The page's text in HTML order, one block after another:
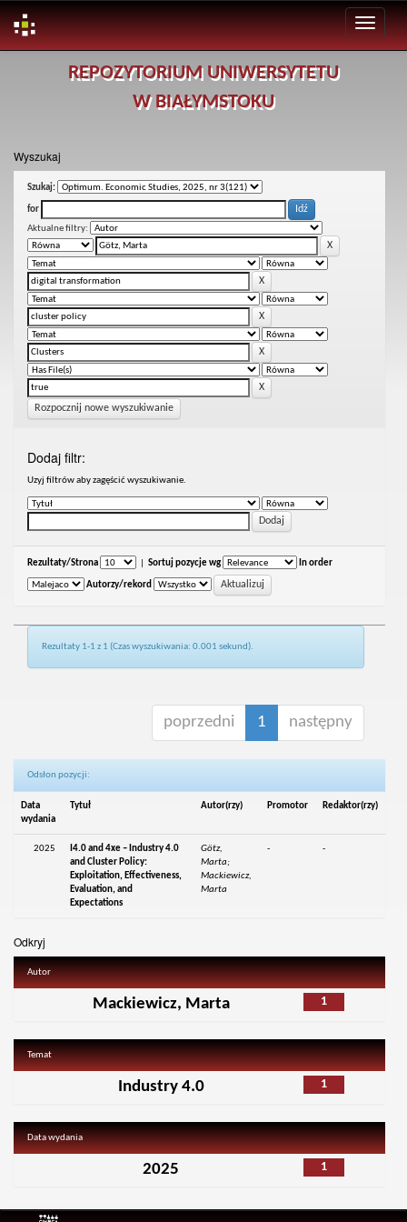
REPOZYTORIUM UNIWERSYTETU
W BIAŁYMSTOKU
Wyszukaj
Szukaj:
for
Aktualne filtry:
Rozpocznij nowe wyszukiwanie
Dodaj filtr:
Uzyj filtrów aby zagęścić wyszukiwanie.
Rezultaty/Strona Sortuj pozycje wg In order
Autorzy/rekord
Rezultaty 1-1 z 1 (Czas wyszukiwania: 0.001 sekund).
poprzedni 1 następny
Odsłon pozycji:
Data
wydania
Tytuł Autor(rzy) Promotor Redaktor(rzy)
2025
I4.0 and 4xe – Industry 4.0
and Cluster Policy:
Exploitation, Effectiveness,
Evaluation, and
Expectations
Götz,
Marta;
Mackiewicz,
Marta
- -
Odkryj
Autor
1
Mackiewicz, Marta
Temat
1
Industry 4.0
Data wydania
1
2025